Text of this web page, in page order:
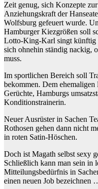
Zeit genug, sich Konzepte
Anziehungskraft der
Wolfsburg gefeuert wurde.
Hamburger Kiezgrößen soll
Lotto-King-Karl singt künftig
sich ohnehin ständig nackig,
muss.
Im sportlichen Bereich soll
bekommen. Dem
Gerüchte, Hamburgs
Konditionstrainerin.
Neuer Ausrüster in Sachen
Rothosen gehen dann nicht
in roten Satin-Höschen.
Doch ist Magath selbst sexy
Schließlich kann man sein in
Mitteilungsbedürfnis in
einen neuen Job bezeichnen